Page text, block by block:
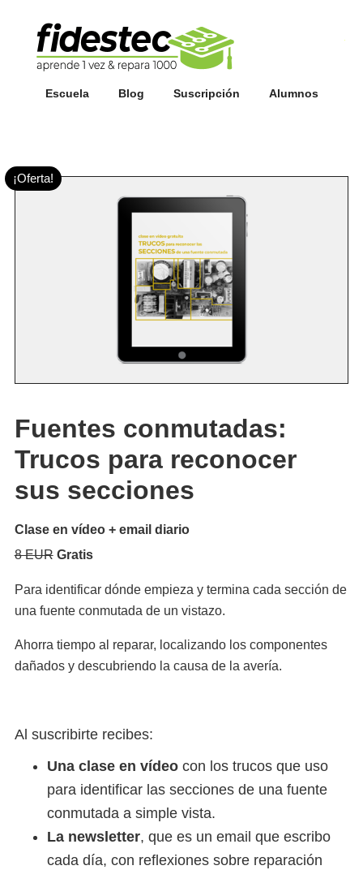
Escuela Blog Suscripción Alumnos
¡Oferta!
Fuentes conmutadas:
Trucos para reconocer
sus secciones
Clase en vídeo + email diario
8 EUR Gratis
Para identificar dónde empieza y termina cada sección de
una fuente conmutada de un vistazo.
Ahorra tiempo al reparar, localizando los componentes
dañados y descubriendo la causa de la avería.
Al suscribirte recibes:
Una clase en vídeocon los trucos que uso
para identificar las secciones de una fuente
conmutada a simple vista.
La newsletter, que es un email que escribo
cada día, con reflexiones sobre reparación